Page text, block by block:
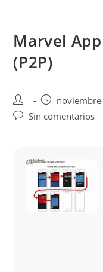
contenido
Marvel
(P2P)
Autor
de
Publicación
de
Comentarios
Sin comentarios